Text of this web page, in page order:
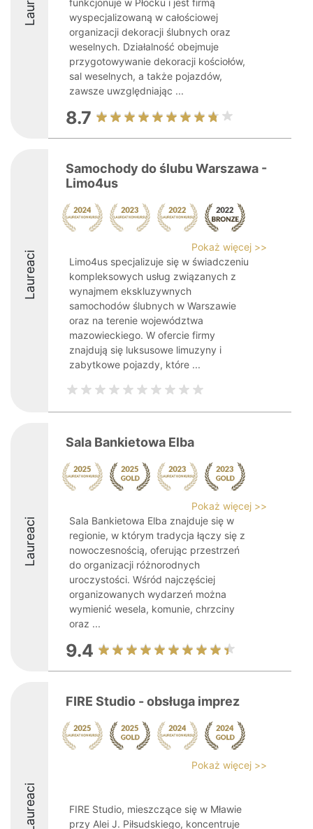
funkcjonuje w Płocku i jest firmą
wyspecjalizowaną w całościowej
organizacji dekoracji ślubnych oraz
weselnych. Działalność obejmuje
przygotowywanie dekoracji kościołów,
sal weselnych, a także pojazdów,
zawsze uwzględniając ...
8.7
Laureaci
Samochody do ślubu Warszawa -
Limo4us
Pokaż więcej >>
Limo4us specjalizuje się w świadczeniu
kompleksowych usług związanych z
wynajmem ekskluzywnych
samochodów ślubnych w Warszawie
oraz na terenie województwa
mazowieckiego. W ofercie firmy
znajdują się luksusowe limuzyny i
zabytkowe pojazdy, które ...
Laureaci
Sala Bankietowa Elba
Pokaż więcej >>
Sala Bankietowa Elba znajduje się w
regionie, w którym tradycja łączy się z
nowoczesnością, oferując przestrzeń
do organizacji różnorodnych
uroczystości. Wśród najczęściej
organizowanych wydarzeń można
wymienić wesela, komunie, chrzciny
oraz ...
9.4
Laureaci
FIRE Studio - obsługa imprez
Pokaż więcej >>
FIRE Studio, mieszczące się w Mławie
przy Alei J. Piłsudskiego, koncentruje